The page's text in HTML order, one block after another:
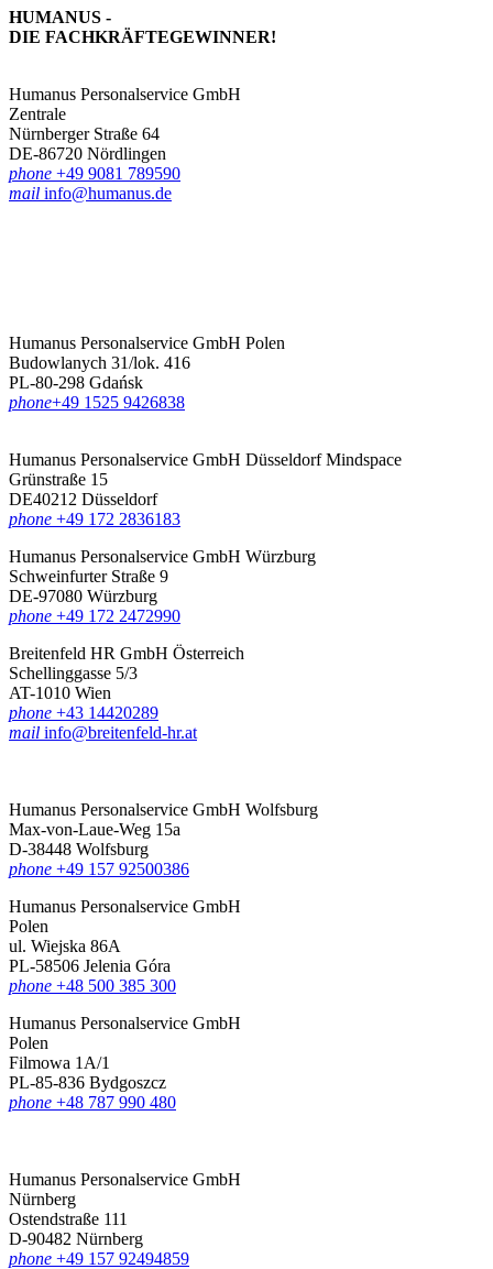
HUMANUS -
DIE FACHKRÄFTE­GEWINNER!
Humanus Personalservice GmbH
Zentrale
Nürnberger Straße 64
DE-86720 Nördlingen
phone +49 9081 789590
mail info@humanus.de
Humanus Personalservice GmbH Polen
Budowlanych 31/lok. 416
PL-80-298 Gdańsk
phone‪+49 1525 9426838‬
Humanus Personalservice GmbH DüsseldorfMindspace
Grünstraße 15
DE40212 Düsseldorf
phone +49 172 2836183‬
Humanus Personalservice GmbH Würzburg
Schweinfurter Straße 9
DE-97080 Würzburg
phone +49 172 2472990
Breitenfeld HR GmbH Österreich
Schellinggasse 5/3
AT-1010 Wien
phone +43 14420289
mail info@breitenfeld-hr.at
Humanus Personalservice GmbH Wolfsburg
Max-von-Laue-Weg 15a
D-38448 Wolfsburg
phone +49 157 92500386
Humanus Personalservice GmbH
Polen
ul. Wiejska 86A
PL-58506 Jelenia Góra
phone +48 500 385 300
Humanus Personalservice GmbH
Polen
Filmowa 1A/1
PL-85-836 Bydgoszcz
phone +48 787 990 480
Humanus Personalservice GmbH
Nürnberg
Ostendstraße 111
D-90482 Nürnberg
phone +49 157 92494859